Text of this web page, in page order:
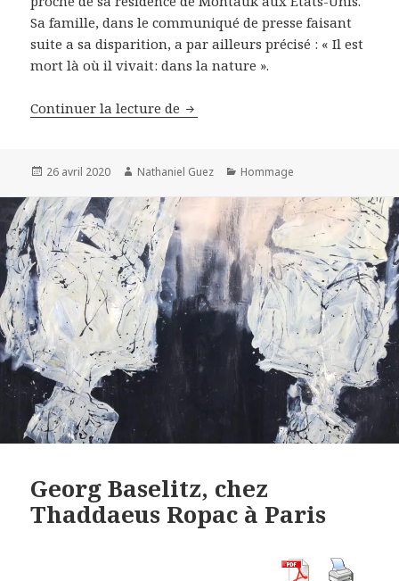
Sa famille, dans le communiqué de presse faisant
suite a sa disparition, a par ailleurs précisé : « Il est
mort là où il vivait: dans la nature ».
Continuer la lecture de La Photographie en deuil, Peter
Publié
26 avril 2020 Auteur
Nathaniel Guez Catégories
Hommage
Georg Baselitz, chez
Thaddaeus Ropac à Paris